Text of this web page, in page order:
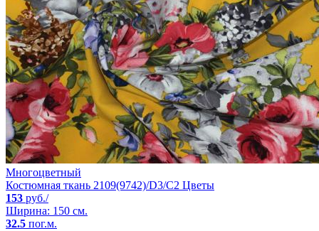
Многоцветный
Костюмная ткань 2109(9742)/D3/C2 Цветы
153 руб./
Ширина: 150 см.
32.5 пог.м.